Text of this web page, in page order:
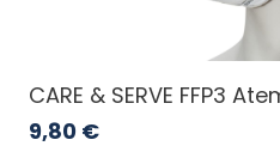
CARE & SERVE FFP3
9,80 €